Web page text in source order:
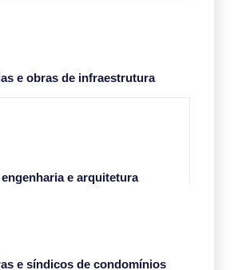
e obras de infraestrutura
e arquitetura
e síndicos de condomínios